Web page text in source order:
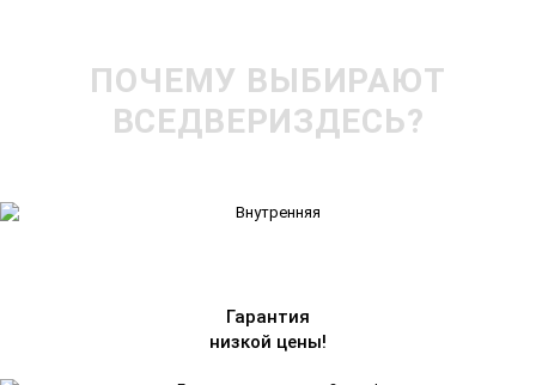
ПОЧЕМУ ВЫБИРАЮТ
ВСЕДВЕРИЗДЕСЬ?
Гарантия
низкой цены!